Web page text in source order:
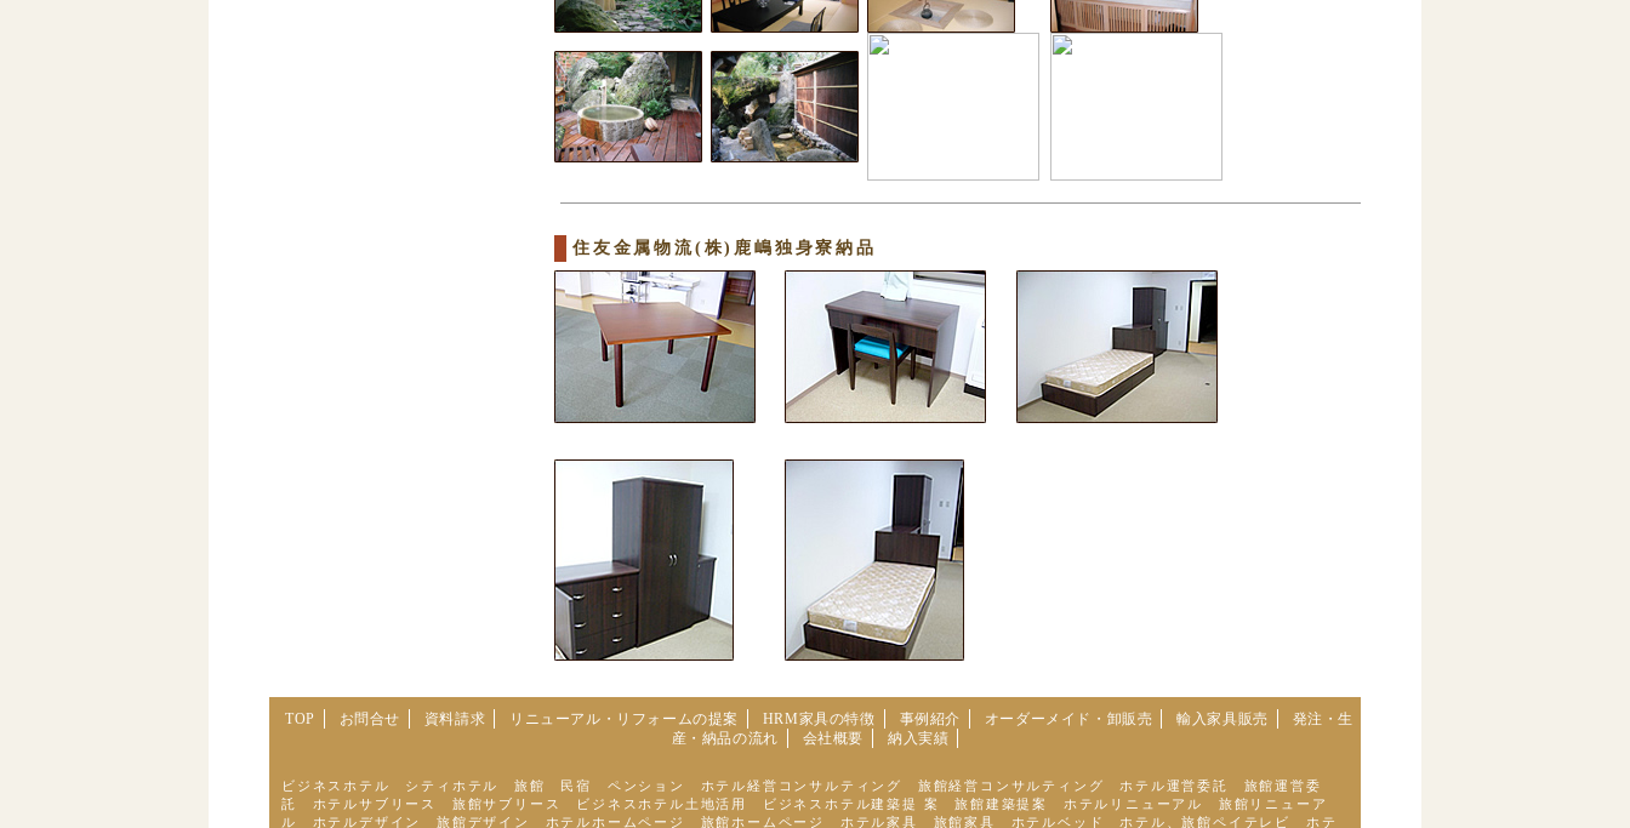
住友金属物流(株)鹿嶋独身寮納品
TOP お問合せ 資料請求 リニューアル・リフォームの提案 HRM家具の特徴 事例紹介 オーダーメイド・卸販売 輸入家具販売
発注・生
産・納品の流れ
会社概要 納入実績
ビジネスホテル シティホテル 旅館 民宿 ペンション ホテル経営コンサルティング 旅館経営コンサルティング ホテル運営委託 旅館運営委
託 ホテルサブリース 旅館サブリース ビジネスホテル土地活用 ビジネスホテル建築提 案 旅館建築提案 ホテルリニューアル 旅館リニューア
ル ホテルデザイン 旅館デザイン ホテルホームページ 旅館ホームページ ホテル家具 旅館家具 ホテルベッド ホテル、旅館ペイテレビ ホテ